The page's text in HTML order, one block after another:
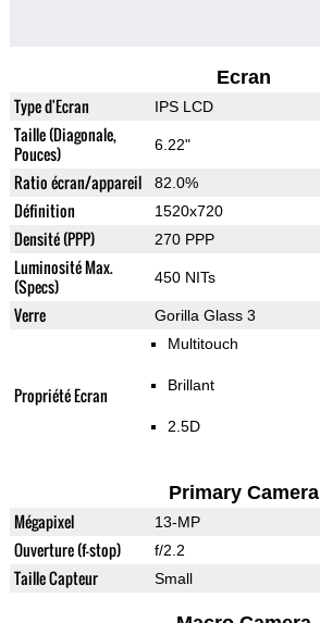
Ecran
Type d'Ecran IPS LCD
Taille (Diagonale,
Pouces)
6.22"
Ratio écran/appareil 82.0%
Définition 1520x720
Densité (PPP) 270 PPP
Luminosité Max.
(Specs)
450 NITs
Verre Gorilla Glass 3
Propriété Ecran
Multitouch
Brillant
2.5D
Primary Camera
Mégapixel 13-MP
Ouverture (f-stop) f/2.2
Taille Capteur Small